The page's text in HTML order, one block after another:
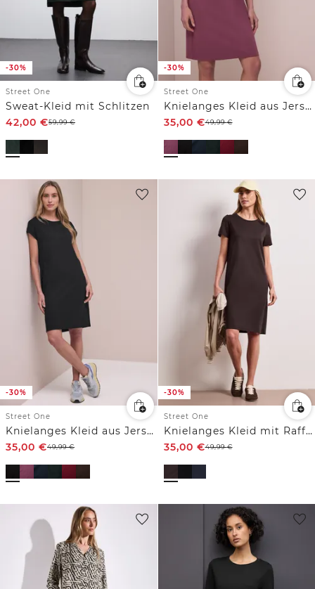
-30%
Street One
Sweat-Kleid mit Schlitzen
42,00 €59,99€
-30%
Street One
Knielanges Kleid aus Jersey
35,00 €49,99€
-30%
Street One
Knielanges Kleid aus Jersey
35,00 €49,99€
-30%
Street One
Knielanges Kleid mit Raffung
35,00 €49,99€